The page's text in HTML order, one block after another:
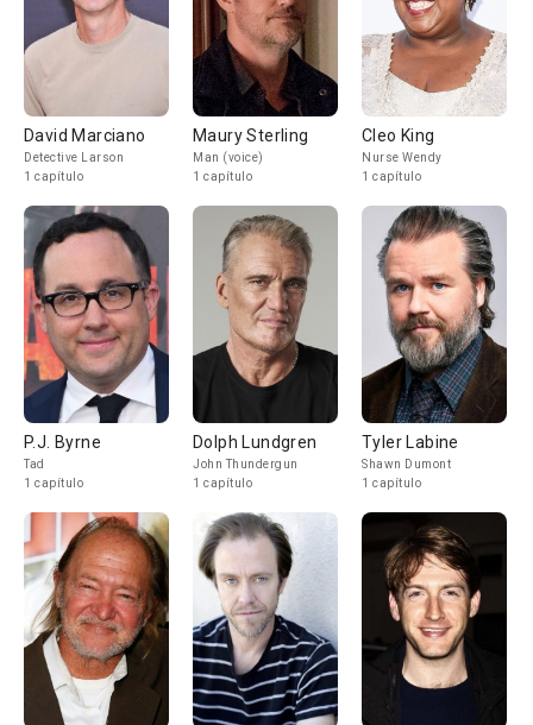
David Marciano
Detective Larson
1 capítulo
Maury Sterling
Man (voice)
1 capítulo
Cleo King
Nurse Wendy
1 capítulo
P.J. Byrne
Tad
1 capítulo
Dolph Lundgren
John Thundergun
1 capítulo
Tyler Labine
Shawn Dumont
1 capítulo